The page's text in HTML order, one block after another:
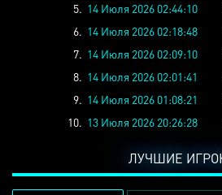
5. 14 Июля 2026 02:44:10
6. 14 Июля 2026 02:18:48
7. 14 Июля 2026 02:09:10
8. 14 Июля 2026 02:01:41
9. 14 Июля 2026 01:08:21
10. 13 Июля 2026 20:26:28
ЛУЧШИЕ